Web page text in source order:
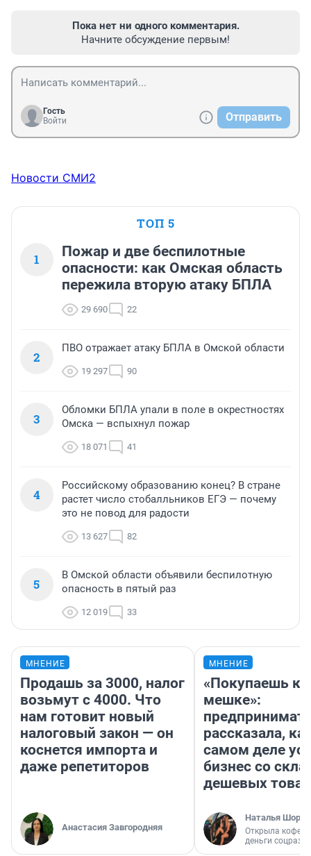
Пока нет ни одного комментария.
Начните обсуждение первым!
Гость
Войти
Отправить
Новости СМИ2
ТОП 5
1
Пожар и две беспилотные
опасности: как Омская область
пережила вторую атаку БПЛА
29 690 22
2
ПВО отражает атаку БПЛА в Омской области
19 297 90
3
Обломки БПЛА упали в поле в окрестностях
Омска — вспыхнул пожар
18 071 41
4
Российскому образованию конец? В стране
растет число стобалльников ЕГЭ — почему
это не повод для радости
13 627 82
5
В Омской области объявили беспилотную
опасность в пятый раз
12 019 33
МНЕНИЕ
Продашь за 3000, налог
возьмут с 4000. Что
нам готовит новый
налоговый закон — он
коснется импорта и
даже репетиторов
Анастасия Завгородняя
МНЕНИЕ
«Покупаешь
мешке»:
рассказала,
самом деле
бизнес со
дешевых
Наталья
Открыла
деньги